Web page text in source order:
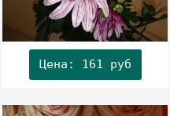
Цена: 161 руб